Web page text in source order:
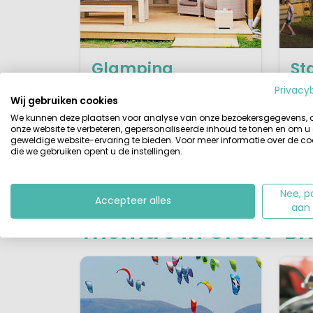
Glamping
lodgetent of glamping-
stacaravan.
Bekijk campings
Thema's in Groot-
Wij gebruiken cookies
We kunnen deze plaatsen voor analyse van onze bezoekersgegevens,
onze website te verbeteren, gepersonaliseerde inhoud te tonen en om u
geweldige website-ervaring te bieden. Voor meer informatie over de
die we gebruiken opent u de instellingen.
Accepteer alles
Nee,
aan